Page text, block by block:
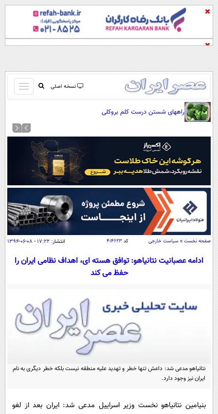
نسخه اصلی
باز
و
کردن
منو
صفحه اول
نظرسنجی
آب و هوا
سواد زندگی
سیاسی
اقتصاد
خودرو
اجتماعی
سلامت
یک برش دانایی
محیط زیست
ورزشی
سیاست خارجی
فرهنگ و هنر
علم و دانش
فناوری و It
اخبار کریپتو
قرآن
سرگرمی
مجله تصویری سلاح
فیلم
ورزش
خواندنی ها و دیدنی ها
آموزش زبان
راههای شستن درست کلم بروکلی
صفحه نخست » سیاست خارجی کد ۴۱۴۶۲۳ انتشار: ۱۷:۲۲ - ۰۸-۰۶-۱۳۹۴
ادامه عصبانیت نتانیاهو: توافق هسته ای، اهداف نظامی ایران را
حفظ می کند
نتانیاهو مدعی شد: داعش تنها خطر و تهدید علیه منطقه نیست بلکه خطر دیگری به نام
ایران نیز وجود دارد.
بنیامین نتانیاهو نخست وزیر اسراییل مدعی شد: ایران بعد از لغو